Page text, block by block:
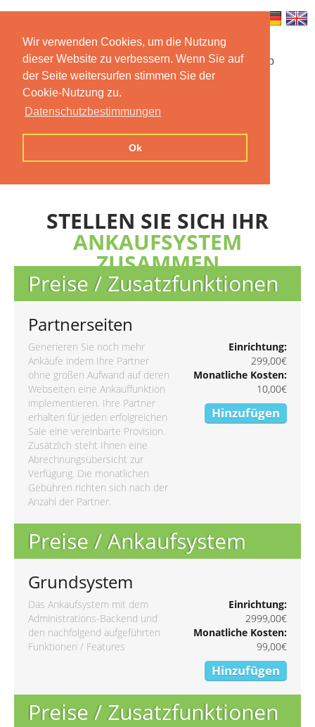
Wir verwenden Cookies, um die Nutzung
dieser Website zu verbessern. Wenn Sie auf
der Seite weitersurfen stimmen Sie der
Cookie-Nutzung zu.
Datenschutzbestimmungen
Ok
Startseite Funktionen Mobile App
Preise
Kontakt Impressum
STELLEN SIE SICH IHR
ANKAUFSYSTEM
ZUSAMMEN
Preise / Zusatzfunktionen
Partnerseiten
Generieren Sie noch mehr
Ankäufe indem Ihre Partner
ohne großen Aufwand auf deren
Webseiten eine Ankauffunktion
implementieren. Ihre Partner
erhalten für jeden erfolgreichen
Sale eine vereinbarte Provision.
Zusätzlich steht Ihnen eine
Abrechnungsübersicht zur
Verfügung. Die monatlichen
Gebühren richten sich nach der
Anzahl der Partner.
Einrichtung:
299,00€
Monatliche Kosten:
10,00€
Hinzufügen
Preise / Ankaufsystem
Grundsystem
Das Ankaufsystem mit dem
Administrations-Backend und
den nachfolgend aufgeführten
Funktionen / Features
Einrichtung:
2999,00€
Monatliche Kosten:
99,00€
Hinzufügen
Preise / Zusatzfunktionen